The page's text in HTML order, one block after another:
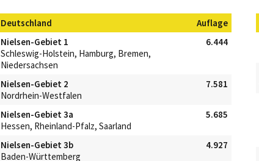
Deutschland
Auflage
Nielsen-Gebiet 1
Schleswig-Holstein, Hamburg, Bremen,
Niedersachsen
6.444
Nielsen-Gebiet 2
Nordrhein-Westfalen
7.581
Nielsen-Gebiet 3a
Hessen, Rheinland-Pfalz, Saarland
5.685
Nielsen-Gebiet 3b
Baden-Württemberg
4.927